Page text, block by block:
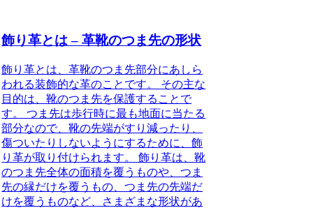
飾り革とは – 革靴のつま先の形状
飾り革とは、革靴のつま先部分にあしら
われる装飾的な革のことです。 その主な
目的は、靴のつま先を保護することで
す。 つま先は歩行時に最も地面に当たる
部分なので、靴の先端がすり減ったり、
傷ついたりしないようにするために、飾
り革が取り付けられます。 飾り革は、靴
のつま先全体の面積を覆うものや、つま
先の縁だけを覆うもの、つま先の先端だ
けを覆うものなど、さまざまな形状があ